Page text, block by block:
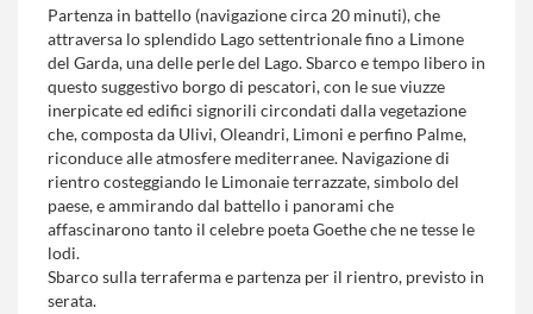
Partenza in battello (navigazione circa 20 minuti), che
attraversa lo splendido Lago settentrionale fino a Limone
del Garda, una delle perle del Lago. Sbarco e tempo libero in
questo suggestivo borgo di pescatori, con le sue viuzze
inerpicate ed edifici signorili circondati dalla vegetazione
che, composta da Ulivi, Oleandri, Limoni e perfino Palme,
riconduce alle atmosfere mediterranee. Navigazione di
rientro costeggiando le Limonaie terrazzate, simbolo del
paese, e ammirando dal battello i panorami che
affascinarono tanto il celebre poeta Goethe che ne tesse le
lodi.
Sbarco sulla terraferma e partenza per il rientro, previsto in
serata.